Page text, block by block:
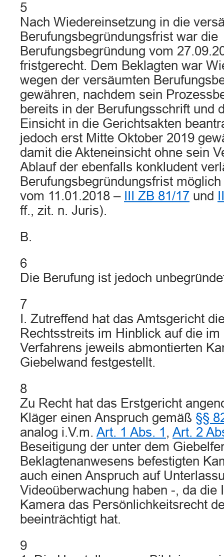
5
Nach Wiedereinsetzung in die
Berufungsbegründungsfrist war die
Berufungsbegründung vom
fristgerecht. Dem Beklagten war
wegen der versäumten
gewähren, nachdem sein
bereits in der Berufungsschrift und
Einsicht in die Gerichtsakten
jedoch erst Mitte Oktober 2019
damit die Akteneinsicht ohne sein
Ablauf der ebenfalls konkludent
Berufungsbegründungsfrist
vom 11.01.2018 –
III ZB 81/17 und
ff., zit. n. Juris).
B.
6
Die Berufung ist jedoch
7
I. Zutreffend hat das Amtsgericht
Rechtsstreits im Hinblick auf die im
Verfahrens jeweils abmontierten
Giebelwand festgestellt.
8
Zu Recht hat das Erstgericht
Kläger einen Anspruch gemäß §§
analog i.V.m. Art. 1 Abs. 1 , Art. 2
Beseitigung der unter dem
Beklagtenanwesens befestigten
auch einen Anspruch auf
Videoüberwachung haben -, da die
Kamera das Persönlichkeitsrecht
beeinträchtigt hat.
9